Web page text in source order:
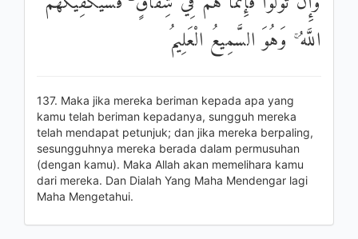
اللَّهُ ۚ وَهُوَ السَّمِيعُ الْعَلِيمُ
137. Maka jika mereka beriman kepada apa yang
kamu telah beriman kepadanya, sungguh mereka
telah mendapat petunjuk; dan jika mereka berpaling,
sesungguhnya mereka berada dalam permusuhan
(dengan kamu). Maka Allah akan memelihara kamu
dari mereka. Dan Dialah Yang Maha Mendengar lagi
Maha Mengetahui.